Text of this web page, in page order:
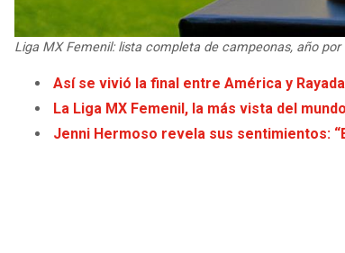
Liga MX Femenil: lista completa de campeonas, año
Así se vivió la final entre América y
La Liga MX Femenil, la más vista del
Jenni Hermoso revela sus sentimientos: